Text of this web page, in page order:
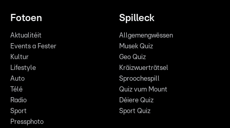
Fotoen
Aktualitéit
Events a Fester
Kultur
Lifestyle
Auto
Télé
Radio
Sport
Pressphoto
Spilleck
Allgemengwëssen
Musek Quiz
Geo Quiz
Kräizwuerträtsel
Sproochespill
Quiz vum Mount
Déiere Quiz
Sport Quiz